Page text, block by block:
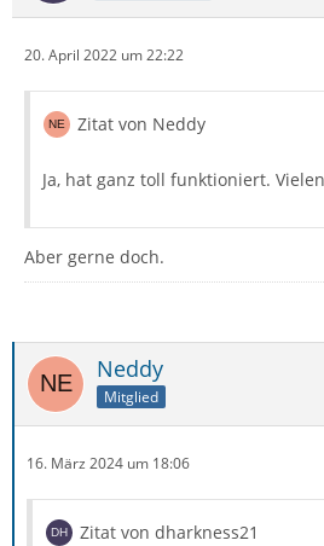
20. April 2022 um 22:22
Zitat von Neddy
Ja, hat ganz toll funktioniert.
Aber gerne doch.
Neddy
Mitglied
16. März 2024 um 18:06
Zitat von dharkness21